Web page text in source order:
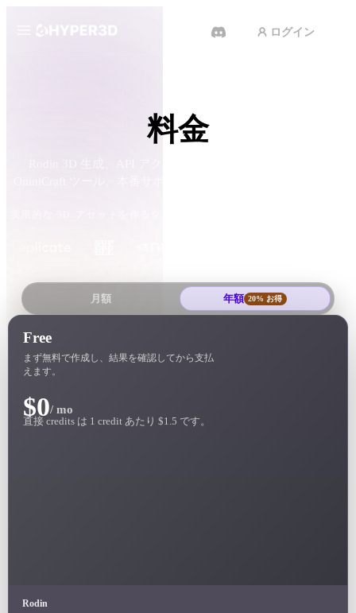
ログイン
私たちのクリエイティブAIを、あ
なたのアプリやワークフローに組
OmniCraft
AI画像リミックス
AI画像エンハンサー
AIテクスチャジェネレーター
ブログ
ユースケース
Game
料金
月額 年額 20% お得
Free
まず無料で作成し、結果を確認してから支払
えます。
$0/ mo
直接 credits は 1 credit あたり $1.5 です。
Rodin